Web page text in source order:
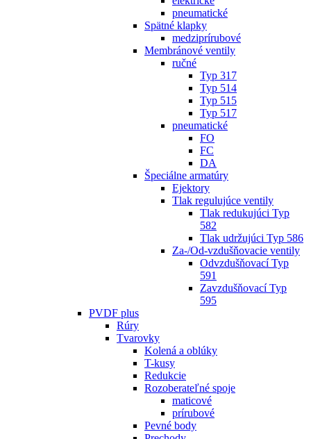
pneumatické
Spätné klapky
medziprírubové
Membránové ventily
ručné
Typ 317
Typ 514
Typ 515
Typ 517
pneumatické
FO
FC
DA
Špeciálne armatúry
Ejektory
Tlak regulujúce ventily
Tlak redukujúci Typ
582
Tlak udržujúci Typ 586
Za-/Od-vzdušňovacie ventily
Odvzdušňovací Typ
591
Zavzdušňovací Typ
595
PVDF plus
Rúry
Tvarovky
Kolená a oblúky
T-kusy
Redukcie
Rozoberateľné spoje
maticové
prírubové
Pevné body